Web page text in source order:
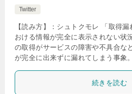
Twitter
【読み方】：シュトクモレ 「取得
おける情報が完全に表示されない状
の取得がサービスの障害や不具合な
が完全に出来ずに漏れてしまう事
続きを読む